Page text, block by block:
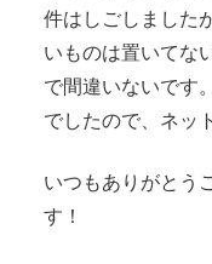
件はしごしました
いものは置いてな
で間違いないです
でしたので、ネッ
いつもありがとう
す！